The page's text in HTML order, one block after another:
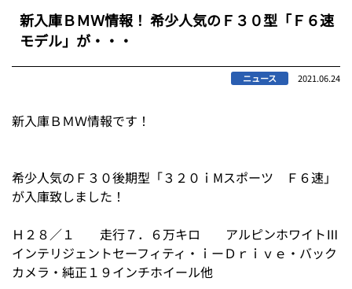
新入庫ＢＭＷ情報！ 希少人気のＦ３０型「Ｆ６速
モデル」が・・・
ニュース 2021.06.24
新入庫ＢＭＷ情報です！
希少人気のＦ３０後期型「３２０ｉMスポーツ Ｆ６速」
が入庫致しました！
Ｈ２８／１ 走行７．６万キロ アルピンホワイトⅢ
インテリジェントセーフィティ・ｉーＤｒｉｖｅ・バック
カメラ・純正１９インチホイール他